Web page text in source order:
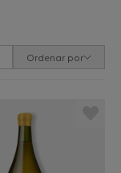
Ordenar por